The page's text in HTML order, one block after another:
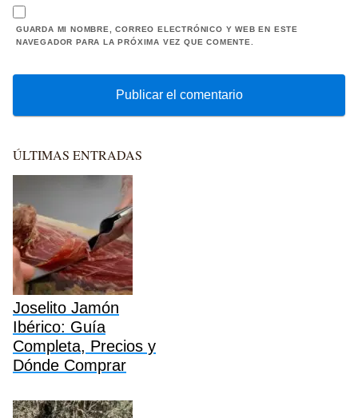
GUARDA MI NOMBRE, CORREO ELECTRÓNICO Y WEB EN ESTE
NAVEGADOR PARA LA PRÓXIMA VEZ QUE COMENTE.
ÚLTIMAS ENTRADAS
Joselito Jamón
Ibérico: Guía
Completa, Precios y
Dónde Comprar